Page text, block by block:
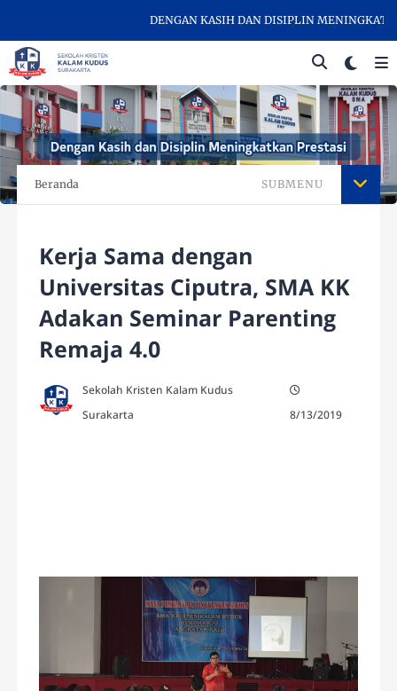
DENGAN KASIH DAN DISIPLIN
Beranda SUBMENU
Kerja Sama dengan
Universitas Ciputra, SMA KK
Adakan Seminar Parenting
Remaja 4.0
Sekolah Kristen Kalam Kudus
Surakarta
8/13/2019